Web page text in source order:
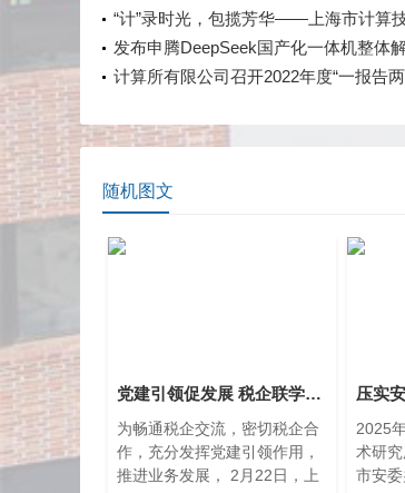
“计”录时光，包揽芳华——上海市计算
庆祝“三八”国际劳动妇女节主题活动
发布申腾DeepSeek国产化一体机整体
计算所有限公司召开2022年度“一报告
随机图文
党建引领促发展 税企联学开新局
为畅通税企交流，密切税企合
作，充分发挥党建引领作用，
推进业务发展， 2月22日，上
2025
术研
市安